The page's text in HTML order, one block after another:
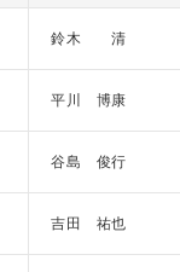
鈴木 清
平川 博康
谷島 俊行
吉田 祐也